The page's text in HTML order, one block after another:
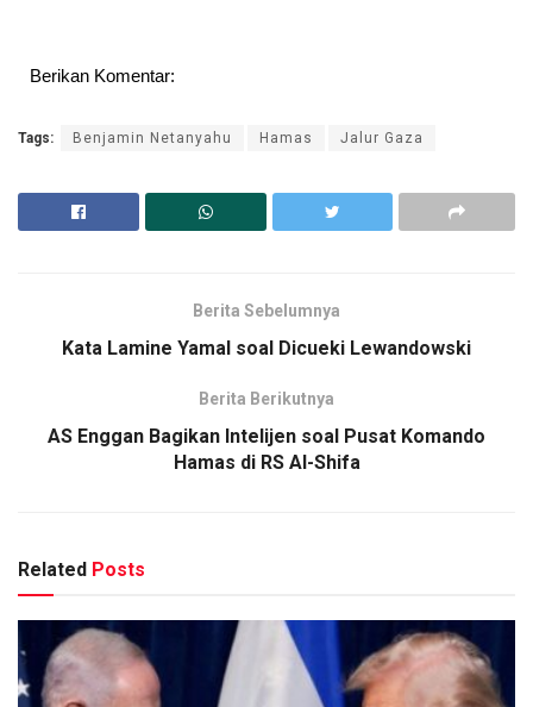
Berikan Komentar:
Tags: Benjamin Netanyahu Hamas Jalur Gaza
Berita Sebelumnya
Kata Lamine Yamal soal Dicueki Lewandowski
Berita Berikutnya
AS Enggan Bagikan Intelijen soal Pusat Komando
Hamas di RS Al-Shifa
Related Posts